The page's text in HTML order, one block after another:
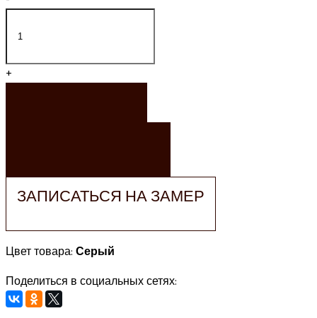
+
ЗАПИСАТЬСЯ НА ЗАМЕР
Цвет товара:Серый
Поделиться в социальных сетях: